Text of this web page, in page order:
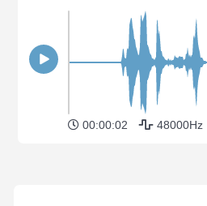
00:00:02 48000Hz